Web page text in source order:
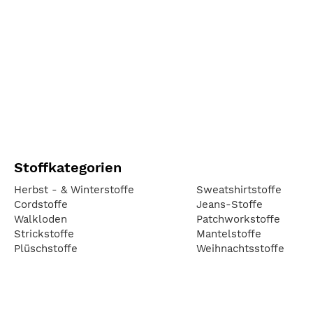
Stoffkategorien
Herbst - & Winterstoffe
Cordstoffe
Walkloden
Strickstoffe
Plüschstoffe
Sweatshirtstoffe
Jeans-Stoffe
Patchworkstoffe
Mantelstoffe
Weihnachtsstoffe